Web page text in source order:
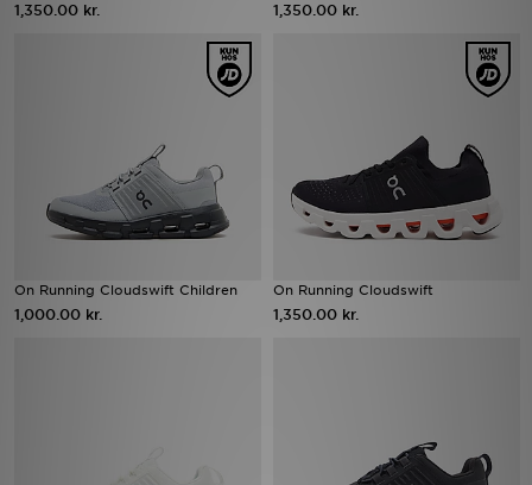
1,350.00 kr. 1,350.00 kr.
On Running Cloudswift Children
1,000.00 kr.
On Running Cloudswift
1,350.00 kr.